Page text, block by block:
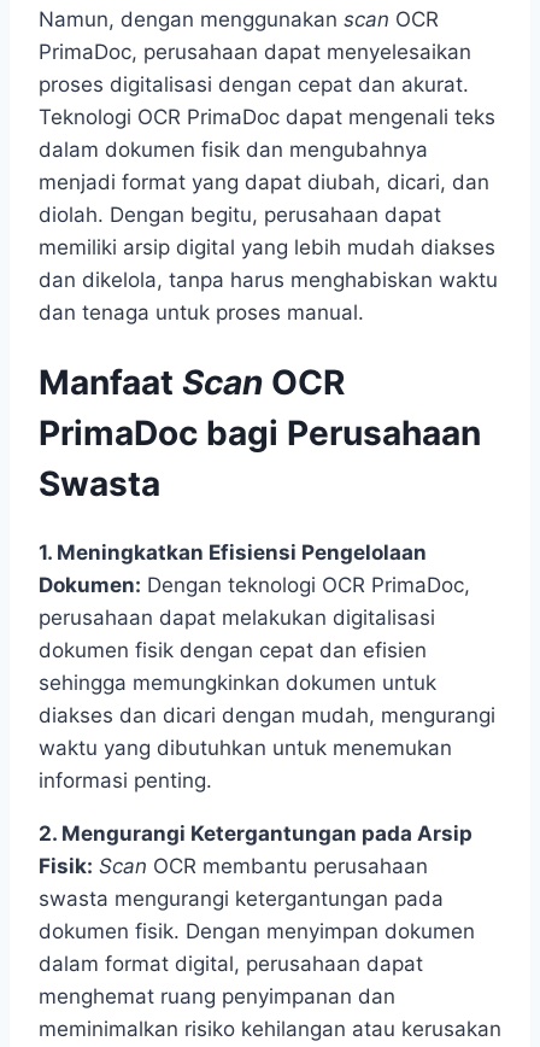
Namun, dengan menggunakan scan OCR
PrimaDoc, perusahaan dapat menyelesaikan
proses digitalisasi dengan cepat dan akurat.
Teknologi OCR PrimaDoc dapat mengenali teks
dalam dokumen fisik dan mengubahnya
menjadi format yang dapat diubah, dicari, dan
diolah. Dengan begitu, perusahaan dapat
memiliki arsip digital yang lebih mudah diakses
dan dikelola, tanpa harus menghabiskan waktu
dan tenaga untuk proses manual.
Manfaat Scan OCR
PrimaDoc bagi Perusahaan
Swasta
1. Meningkatkan Efisiensi Pengelolaan
Dokumen: Dengan teknologi OCR PrimaDoc,
perusahaan dapat melakukan digitalisasi
dokumen fisik dengan cepat dan efisien
sehingga memungkinkan dokumen untuk
diakses dan dicari dengan mudah, mengurangi
waktu yang dibutuhkan untuk menemukan
informasi penting.
2. Mengurangi Ketergantungan pada Arsip
Fisik: Scan OCR membantu perusahaan
swasta mengurangi ketergantungan pada
dokumen fisik. Dengan menyimpan dokumen
dalam format digital, perusahaan dapat
menghemat ruang penyimpanan dan
meminimalkan risiko kehilangan atau kerusakan